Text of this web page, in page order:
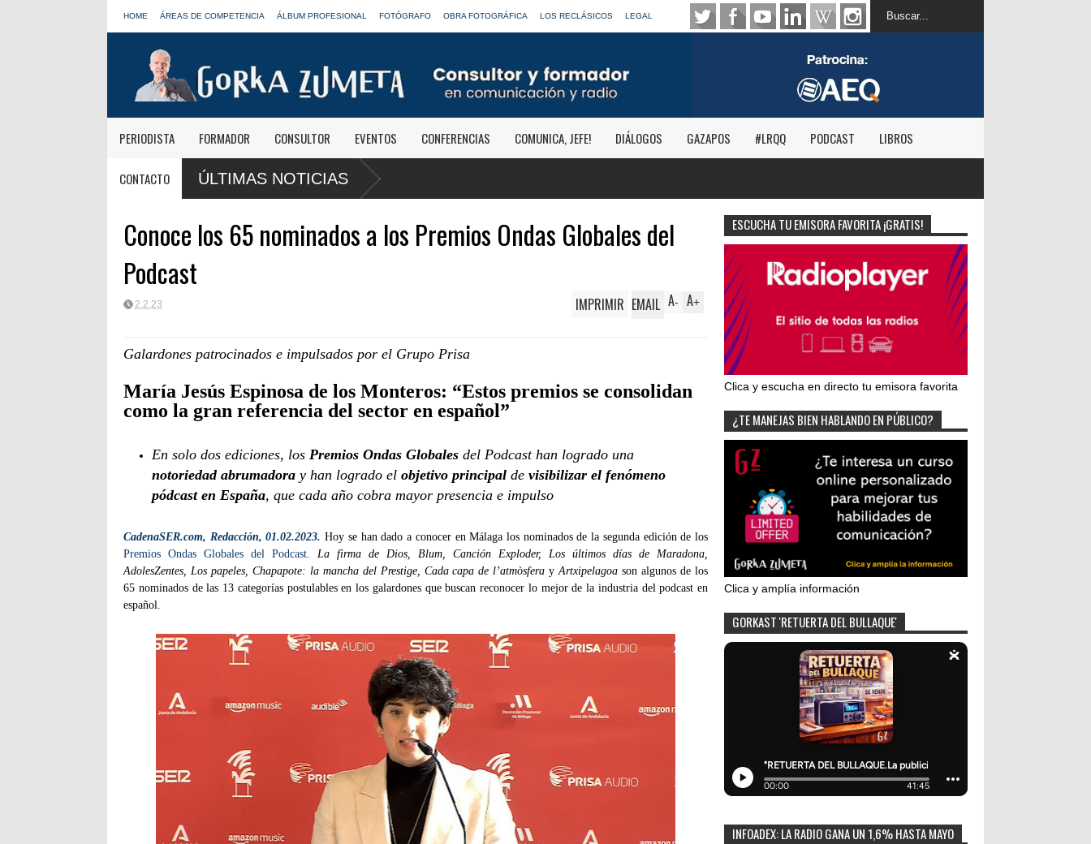
HOME ÁREAS DE COMPETENCIA ÁLBUM PROFESIONAL FOTÓGRAFO OBRA FOTOGRÁFICA LOS RECLÁSICOS LEGAL
PERIODISTA FORMADOR CONSULTOR EVENTOS CONFERENCIAS COMUNICA, JEFE! DIÁLOGOS GAZAPOS #LRQQ PODCAST LIBROS
CONTACTO ÚLTIMAS NOTICIAS
Conoce los 65 nominados a los Premios Ondas Globales del
Podcast
2.2.23 A+
A-
IMPRIMIR EMAIL
Galardones patrocinados e impulsados por el Grupo Prisa
María Jesús Espinosa de los Monteros: “Estos premios se consolidan
como la gran referencia del sector en español”
En solo dos ediciones, los Premios Ondas Globales del Podcast han logrado una
notoriedad abrumadora y han logrado el objetivo principal de visibilizar el fenómeno
pódcast en España, que cada año cobra mayor presencia e impulso
CadenaSER.com, Redacción, 01.02.2023. Hoy se han dado a conocer en Málaga los nominados de la segunda edición de los
Premios Ondas Globales del Podcast
La firma de Dios, Blum, Canción Exploder, Los últimos días de Maradona,
AdolesZentes, Los papeles, Chapapote: la mancha del Prestige, Cada capa de l’atmòsferayArtxipelagoason algunos de los
65 nominados de las 13 categorías postulables en los galardones que buscan reconocer lo mejor de la industria del podcast en
español.
ESCUCHA TU EMISORA FAVORITA ¡GRATIS!
Clica y escucha en directo tu emisora favorita
¿TE MANEJAS BIEN HABLANDO EN PÚBLICO?
Clica y amplía información
GORKAST 'RETUERTA DEL BULLAQUE'
INFOADEX: LA RADIO GANA UN 1,6% HASTA MAYO